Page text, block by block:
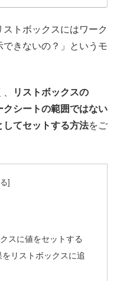
トボックスにはワーク
きないの？」というモ
リストボックスの
シートの範囲ではない
してセットする方法をご
スに値をセットする
リストボックスに追